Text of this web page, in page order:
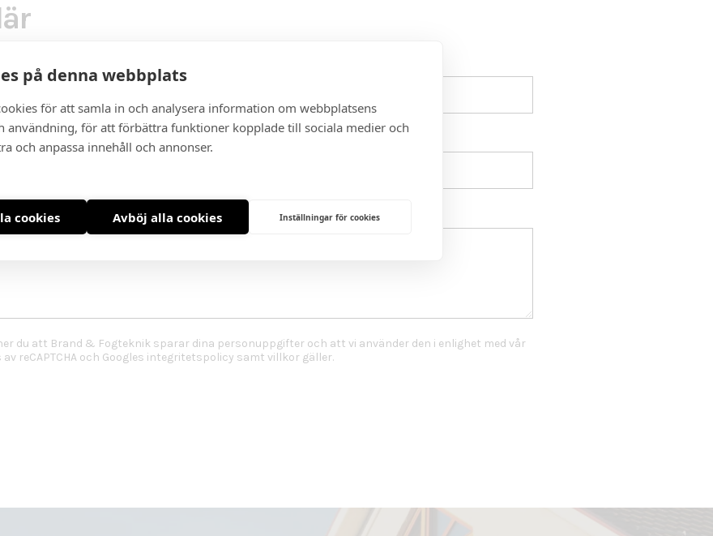
på denna webbplats
för att samla in och analysera information om webbplatsens
användning, för att förbättra funktioner kopplade till sociala medier och
och anpassa innehåll och annonser.
cookies Avböj alla cookies Inställningar för cookies
du att Brand & Fogteknik sparar dina personuppgifter och att vi använder den i enlighet med vår
reCAPTCHA och Googles integritetspolicy samt villkor gäller.